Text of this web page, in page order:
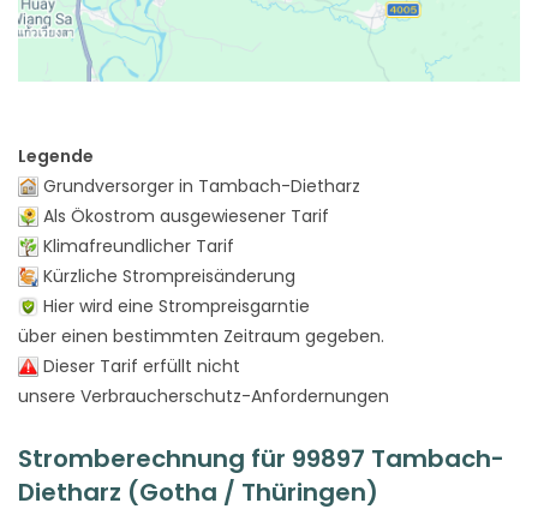
Legende
Grundversorger in Tambach-Dietharz
Als Ökostrom ausgewiesener Tarif
Klimafreundlicher Tarif
Kürzliche Strompreisänderung
Hier wird eine Strompreisgarntie
über einen bestimmten Zeitraum gegeben.
Dieser Tarif erfüllt nicht
unsere Verbraucherschutz-Anfordernungen
Stromberechnung für 99897 Tambach-
Dietharz (Gotha / Thüringen)